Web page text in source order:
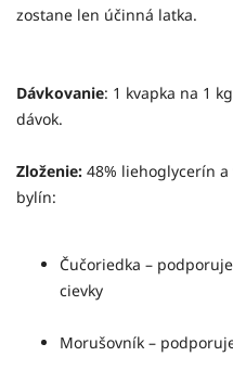
zostane len účinná latka.
Dávkovanie: 1 kvapka na 1
dávok.
Zloženie: 48% liehoglycerín
bylín:
Čučoriedka –
cievky
Morušovník –